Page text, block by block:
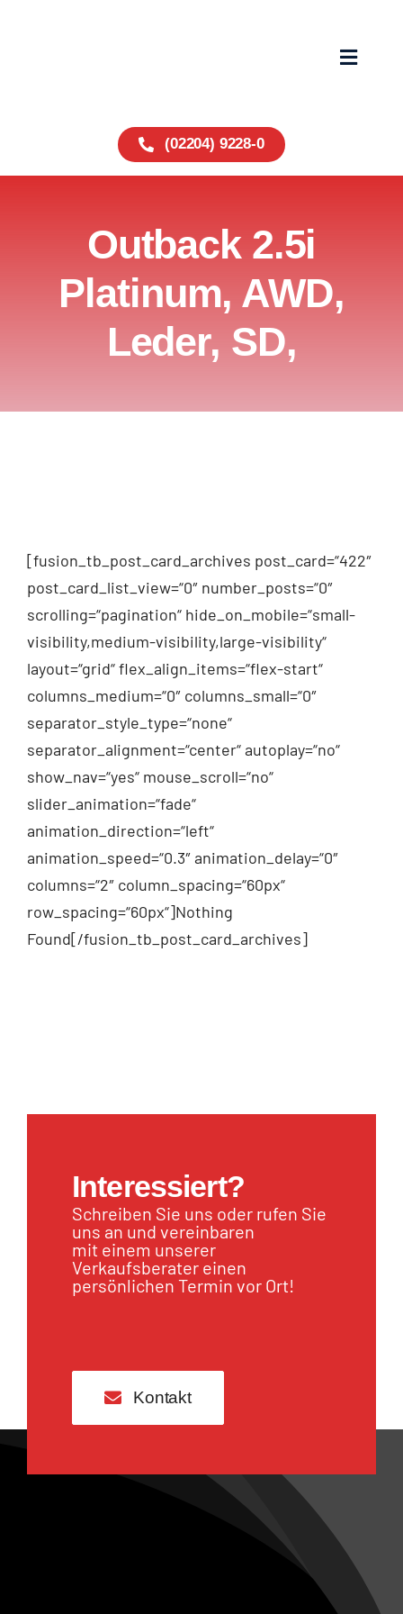
Toggle
Home
Fahrzeuge
Service
Über uns
Wohnmobile
(02204) 9228-0
Outback 2.5i
Platinum, AWD,
Leder, SD,
[fusion_tb_post_card_archives post_card=“422″
post_card_list_view=“0″ number_posts=“0″
scrolling=“pagination“ hide_on_mobile=“small-
visibility,medium-visibility,large-visibility“
layout=“grid“ flex_align_items=“flex-start“
columns_medium=“0″ columns_small=“0″
separator_style_type=“none“
separator_alignment=“center“ autoplay=“no“
show_nav=“yes“ mouse_scroll=“no“
slider_animation=“fade“
animation_direction=“left“
animation_speed=“0.3″ animation_delay=“0″
columns=“2″ column_spacing=“60px“
row_spacing=“60px“]Nothing
Found[/fusion_tb_post_card_archives]
Interessiert?
Schreiben Sie uns oder rufen Sie
uns an und vereinbaren
mit einem unserer
Verkaufsberater einen
persönlichen Termin vor Ort!
Kontakt